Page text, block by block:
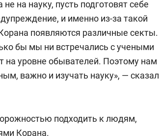
не на науку, пусть подготовят себе
и именно из-за такой
появляются различные секты.
бы мы ни встречались с учеными
на уровне обывателей. Поэтому нам
важно и изучать науку», — сказал
подходить к людям,
Корана.